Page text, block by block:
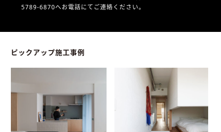
5789-6870へお電話にてご連絡ください。
ピックアップ施工事例